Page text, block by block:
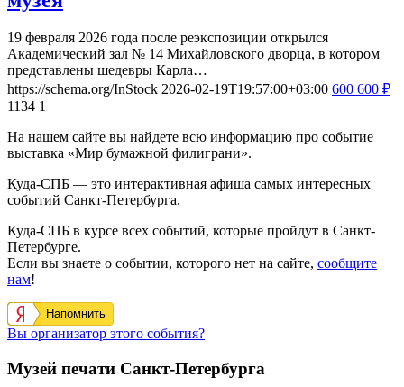
19 февраля 2026 года после реэкспозиции открылся
Академический зал № 14 Михайловского дворца, в котором
представлены шедевры Карла…
https://schema.org/InStock 2026-02-19T19:57:00+03:00 600 600 ₽
1134 1
На нашем сайте вы найдете всю информацию про событие
выставка «Мир бумажной филиграни».
Куда-СПБ — это интерактивная афиша самых интересных
событий Санкт-Петербурга.
Куда-СПБ в курсе всех событий, которые пройдут в Санкт-
Петербурге.
Если вы знаете о событии, которого нет на сайте, сообщите
нам!
Напомнить
Вы организатор этого события?
Музей печати Санкт-Петербурга